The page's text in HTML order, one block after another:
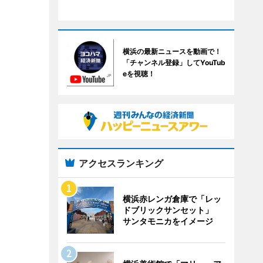
横浜の最新ニュースを動画で！
「チャンネル登録」してYouTub
eを視聴！
アクセスランキング
横浜赤レンガ倉庫で「レッ
ドブリックサンセット」
サンタモニカをイメージ